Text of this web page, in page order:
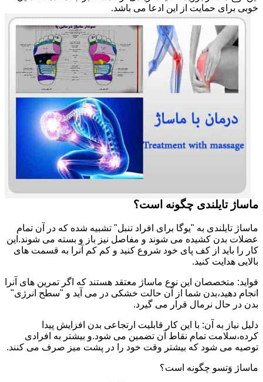
خوبی برای حمایت از این ادعا می باشد.
ماساژ تایلندی چگونه است؟
ماساژ تایلندی به "یوگا برای افراد تنبل" تشبیه شده که در آن تمام
عضلات بدن کشیده می شوند و مفاصل نیز باز و بسته می شوند.این
کار را باید از کف پای خود شروع کنید و کم کم آنرا به قسمت های
بالایی هدایت کنید.
فواید: متخصصان این نوع ماساژ معتقد هستند که اگر تمرین های آنرا
انجام دهید،بدن شما از آن حالت خشکی در می آید و "سطح انرژی"
بدن در حال نرمال قرار می گیرد.
دلیل نیاز به آن: با این کار قابلیت ارتجاعی بدن افزایش پیدا
کرده،سلامت تمام نقاط آن تضمین می شود.و بیشتر به افرادی
توصیه می شود که بیشتر وقت خود را در پشت میز صرف می کنند.
ماساژ وَتسو چگونه است؟